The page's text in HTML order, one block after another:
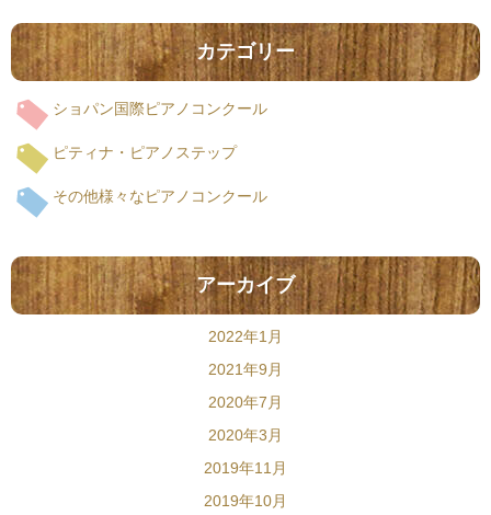
カテゴリー
ショパン国際ピアノコンクール
ピティナ・ピアノステップ
その他様々なピアノコンクール
アーカイブ
2022年1月
2021年9月
2020年7月
2020年3月
2019年11月
2019年10月